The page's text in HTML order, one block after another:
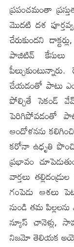
ప్రపంచమంతా
మొదటి దశ
చేరుకుందని
పాజిటివ్ కేసులు
చేయడంతో పాటు
పోల్చితే సెకండ్
పెరిగిపోవడంతో
ఆందోళనను
కరోనా ఉధృతి పొంచి
ప్రభావం
వార్తలు
గంపెడు ఆశలు
నుండి తమ
న్యూస్
నిజమో తెలియక